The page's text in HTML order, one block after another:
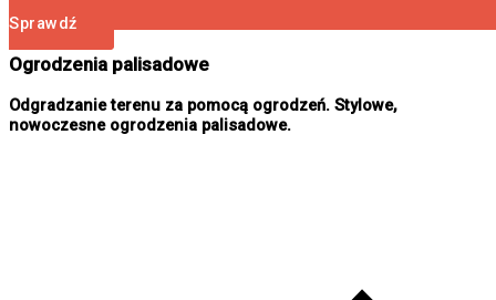
Sprawdź
Ogrodzenia palisadowe
Odgradzanie terenu za pomocą ogrodzeń. Stylowe,
nowoczesne ogrodzenia palisadowe.